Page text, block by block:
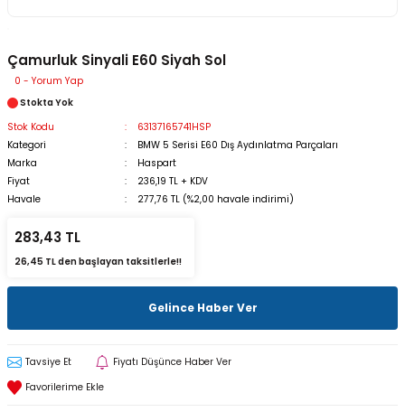
Çamurluk Sinyali E60 Siyah Sol
0 - Yorum Yap
Stokta Yok
Stok Kodu
63137165741HSP
Kategori
BMW 5 Serisi E60 Dış Aydınlatma Parçaları
Marka
Haspart
Fiyat
236,19 TL + KDV
Havale
277,76 TL (%2,00 havale indirimi)
283,43 TL
26,45 TL den başlayan taksitlerle!!
Gelince Haber Ver
Tavsiye Et Fiyatı Düşünce Haber Ver